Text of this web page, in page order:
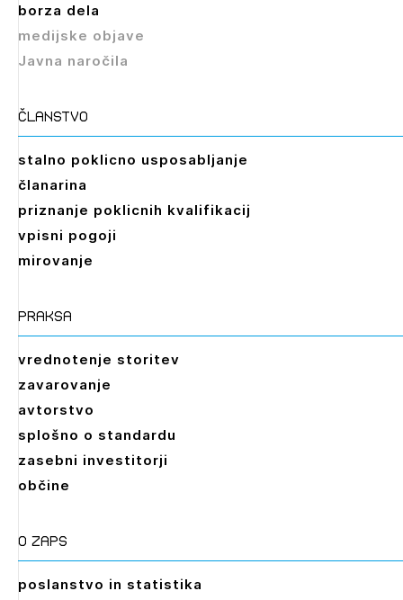
borza dela
medijske objave
Javna naročila
članstvo
stalno poklicno usposabljanje
članarina
priznanje poklicnih kvalifikacij
vpisni pogoji
mirovanje
praksa
vrednotenje storitev
zavarovanje
avtorstvo
splošno o standardu
zasebni investitorji
občine
O zaps
poslanstvo in statistika